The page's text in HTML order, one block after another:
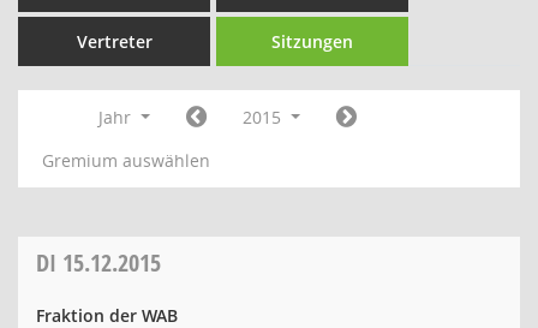
Vertreter Sitzungen
Jahr
2015
Gremium auswählen
DI 15.12.2015
Fraktion der WAB